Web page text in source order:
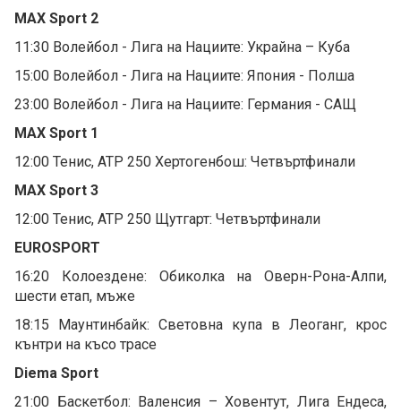
MAX Sport 2
11:30 Волейбол - Лига на Нациите: Украйна – Куба
15:00 Волейбол - Лига на Нациите: Япония - Полша
23:00 Волейбол - Лига на Нациите: Германия - САЩ
MAX Sport 1
12:00 Тенис, ATP 250 Хертогенбош: Четвъртфинали
MAX Sport 3
12:00 Тенис, ATP 250 Щутгарт: Четвъртфинали
EUROSPORT
16:20 Колоездене: Обиколка на Оверн-Рона-Алпи,
шести етап, мъже
18:15 Маунтинбайк: Световна купа в Леоганг, крос
кънтри на късо трасе
Diema Sport
21:00 Баскетбол: Валенсия – Ховентут, Лига Ендеса,